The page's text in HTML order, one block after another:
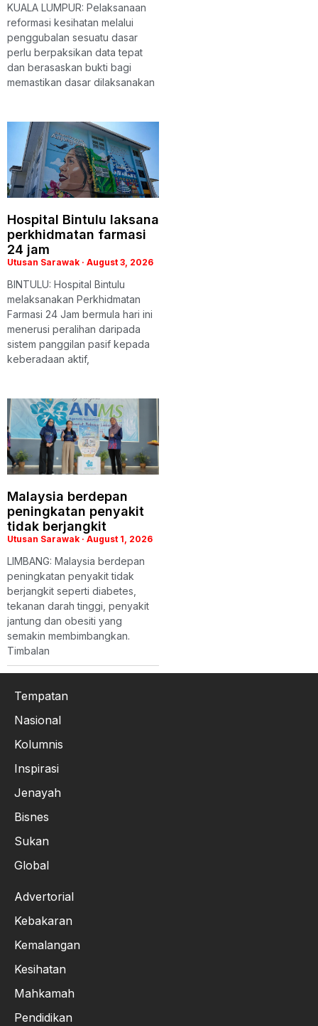
KUALA LUMPUR: Pelaksanaan
reformasi kesihatan melalui
penggubalan sesuatu dasar
perlu berpaksikan data tepat
dan berasaskan bukti bagi
memastikan dasar dilaksanakan
Hospital Bintulu laksana
perkhidmatan farmasi
24 jam
Utusan Sarawak August 3, 2026
BINTULU: Hospital Bintulu
melaksanakan Perkhidmatan
Farmasi 24 Jam bermula hari ini
menerusi peralihan daripada
sistem panggilan pasif kepada
keberadaan aktif,
Malaysia berdepan
peningkatan penyakit
tidak berjangkit
Utusan Sarawak August 1, 2026
LIMBANG: Malaysia berdepan
peningkatan penyakit tidak
berjangkit seperti diabetes,
tekanan darah tinggi, penyakit
jantung dan obesiti yang
semakin membimbangkan.
Timbalan
Tempatan
Nasional
Kolumnis
Inspirasi
Jenayah
Bisnes
Sukan
Global
Advertorial
Kebakaran
Kemalangan
Kesihatan
Mahkamah
Pendidikan